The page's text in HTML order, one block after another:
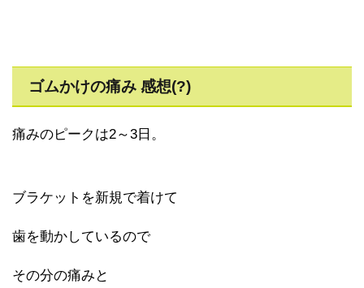
ゴムかけの痛み 感想(?)
痛みのピークは2～3日。
ブラケットを新規で着けて
歯を動かしているので
その分の痛みと